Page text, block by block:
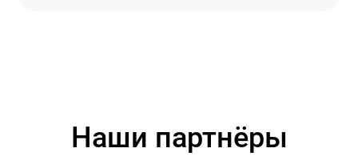
Наши партнёры